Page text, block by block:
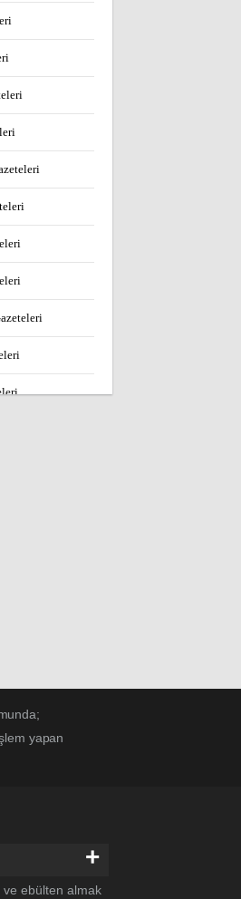
yapan
+
ebülten almak